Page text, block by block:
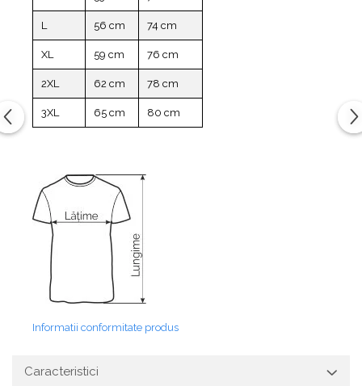
L 56 cm 74 cm
XL 59 cm 76 cm
2XL 62 cm 78 cm
3XL 65 cm 80 cm
Informatii conformitate produs
Caracteristici